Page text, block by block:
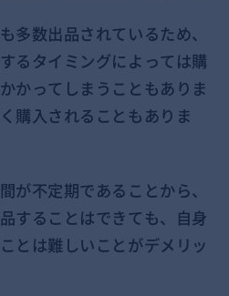
多数出品されているため、
るタイミングによっては購
かってしまうこともありま
購入されることもありま
が不定期であることから、
することはできても、自身
とは難しいことがデメリッ